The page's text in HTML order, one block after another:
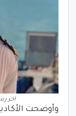
اخر
وأوضحت